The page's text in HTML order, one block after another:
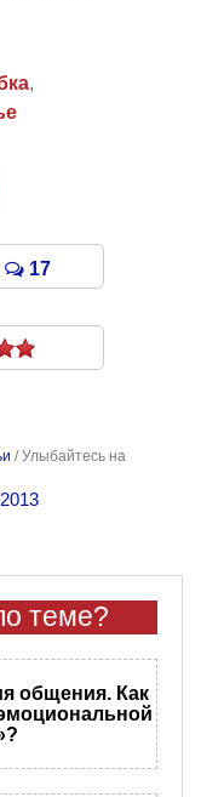
,
17
/Улыбайтесь на
теме?
общения. Как